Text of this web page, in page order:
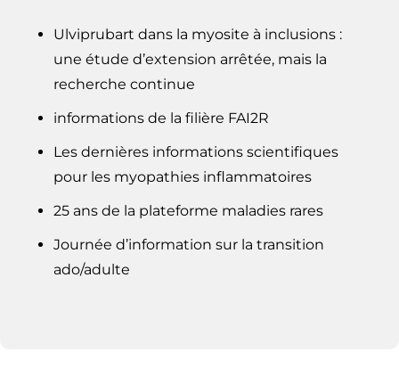
Ulviprubart dans la myosite à inclusions :
une étude d’extension arrêtée, mais la
recherche continue
informations de la filière FAI2R
Les dernières informations scientifiques
pour les myopathies inflammatoires
25 ans de la plateforme maladies rares
Journée d’information sur la transition
ado/adulte